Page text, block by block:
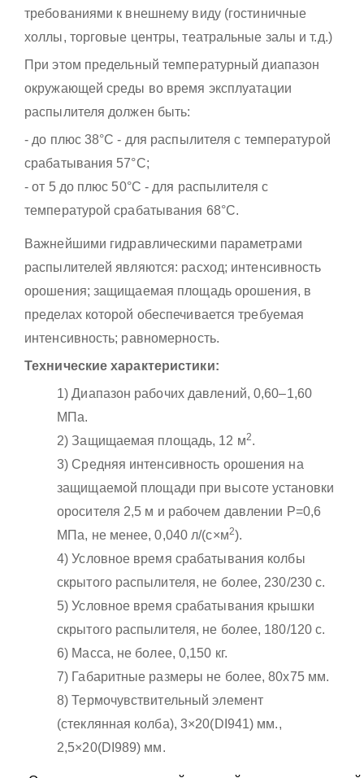
требованиями к внешнему виду (гостиничные
холлы, торговые центры, театральные залы и т.д.)
При этом предельный температурный диапазон
окружающей среды во время эксплуатации
распылителя должен быть:
- до плюс 38°С - для распылителя с температурой
срабатывания 57°С;
- от 5 до плюс 50°С - для распылителя с
температурой срабатывания 68°С.
Важнейшими гидравлическими параметрами
распылителей являются: расход; интенсивность
орошения; защищаемая площадь орошения, в
пределах которой обеспечивается требуемая
интенсивность; равномерность.
Технические характеристики:
1) Диапазон рабочих давлений, 0,60–1,60
МПа.
2) Защищаемая площадь, 12 м2.
3) Средняя интенсивность орошения на
защищаемой площади при высоте установки
оросителя 2,5 м и рабочем давлении Р=0,6
МПа, не менее, 0,040 л/(с×м2).
4) Условное время срабатывания колбы
скрытого распылителя, не более, 230/230 с.
5) Условное время срабатывания крышки
скрытого распылителя, не более, 180/120 с.
6) Масса, не более, 0,150 кг.
7) Габаритные размеры не более, 80x75 мм.
8) Термочувствительный элемент
(стеклянная колба), 3×20(DI941) мм.,
2,5×20(DI989) мм.